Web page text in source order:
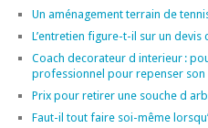
Un aménagement terrain de
L’entretien figure-t-il sur un
Coach decorateur d interieur :
professionnel pour repenser son
Prix pour retirer une souche d
Faut-il tout faire soi-même